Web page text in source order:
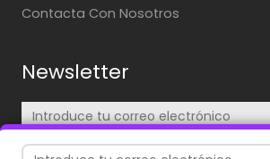
Contacta Con Nosotros
Newsletter
¡Suscríbete para recibir nuestras